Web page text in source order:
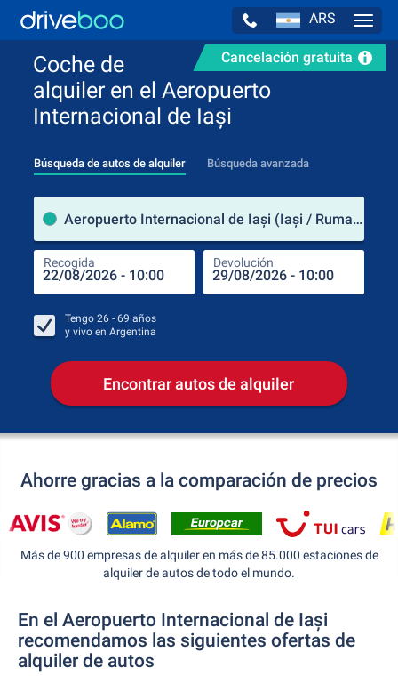
ARS
Cancelación gratuita
Coche de
alquiler en el Aeropuerto
Internacional de Iași
Búsqueda de autos de alquiler Búsqueda avanzada
Aeropuerto Internacional de Iași (Iași / Rumanía)
Recogida Devolución
Tengo 26 - 69 años
y vivo en Argentina
Encontrar autos de alquiler
Ahorre gracias a la comparación de precios
Más de 900 empresas de alquiler en más de 85.000 estaciones de
alquiler de autos de todo el mundo.
En el Aeropuerto Internacional de Iași
recomendamos las siguientes ofertas de
alquiler de autos